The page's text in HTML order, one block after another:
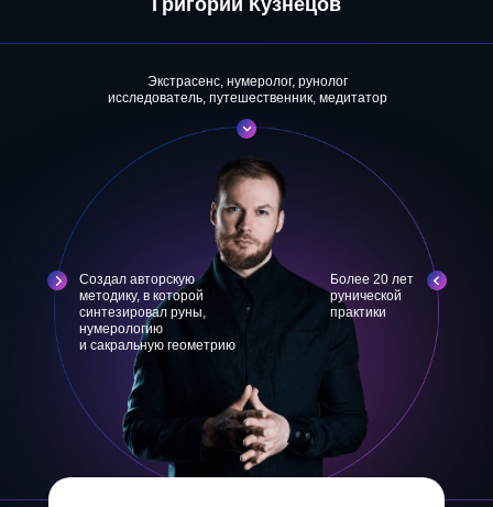
Григорий Кузнецов
Создал авторскую
методику, в которой
синтезировал руны,
нумерологию
и сакральную геометрию
Более 20 лет
рунической
практики
Экстрасенс, нумеролог, рунолог
исследователь, путешественник, медитатор